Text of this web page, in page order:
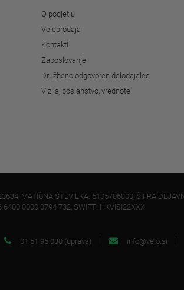
O podjetju
Veleprodaja
Kontakti
Zaposlovanje
Družbeno odgovoren delodajalec
Vizija, poslanstvo, vrednote
MATIČNA ŠTEVILKA: 5105706000, ŠIFRA
6400 0000 0794 732, SWIFT: HKVISI22XXX
01 51 95 030 (uprava) info@velo.si